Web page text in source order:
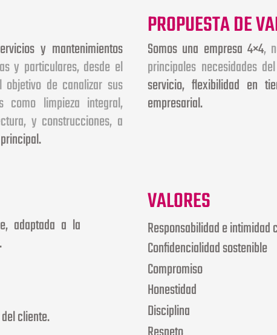
y mantenimientos
y particulares, desde el
de canalizar sus
limpieza integral,
y construcciones, a
PROPUESTA DE
Somos una empresa 4×4 ,
principales necesidades
servicio, flexibilidad en
empresarial.
, adaptada a la
cliente.
VALORES
Responsabilidad e intimidad
Confidencialidad sostenible
Compromiso
Honestidad
Disciplina
Respeto